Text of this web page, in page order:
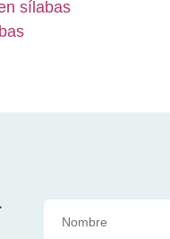
sílabas